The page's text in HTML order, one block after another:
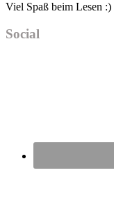
Viel Spaß beim Lesen :)
Social